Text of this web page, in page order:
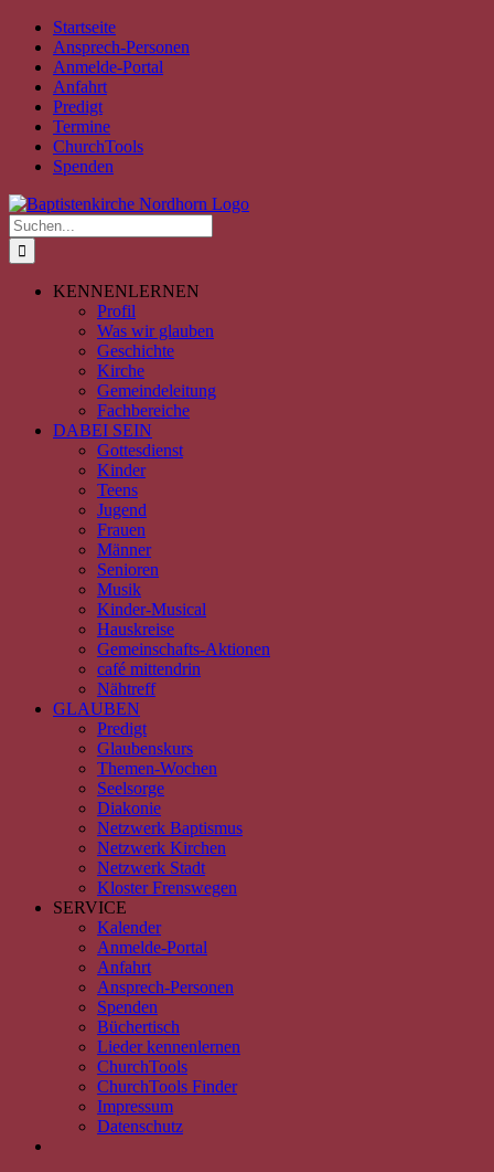
Zum
Inhalt
springen
Facebook
Instagram
YouTube
Spotify
Mail
PayPalStartseite
Ansprech-Personen
Anmelde-Portal
Anfahrt
Predigt
Termine
ChurchTools
Spenden
Suche
nach:
KENNENLERNEN
Profil
Was wir glauben
Geschichte
Kirche
Gemeindeleitung
Fachbereiche
DABEI SEIN
Gottesdienst
Kinder
Teens
Jugend
Frauen
Männer
Senioren
Musik
Kinder-Musical
Hauskreise
Gemeinschafts-Aktionen
café mittendrin
Nähtreff
GLAUBEN
Predigt
Glaubenskurs
Themen-Wochen
Seelsorge
Diakonie
Netzwerk Baptismus
Netzwerk Kirchen
Netzwerk Stadt
Kloster Frenswegen
SERVICE
Kalender
Anmelde-Portal
Anfahrt
Ansprech-Personen
Spenden
Büchertisch
Lieder kennenlernen
ChurchTools
ChurchTools Finder
Impressum
Datenschutz